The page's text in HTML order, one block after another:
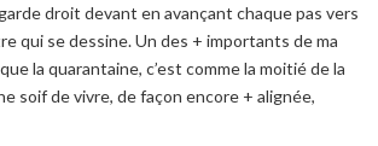
droit devant en avançant chaque pas vers
qui se dessine. Un des + importants de ma
la quarantaine, c’est comme la moitié de la
soif de vivre, de façon encore + alignée,